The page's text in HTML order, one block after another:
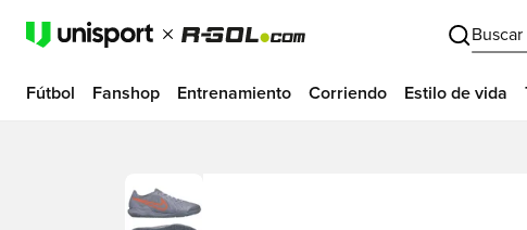
Buscar
Fútbol Fanshop Entrenamiento Corriendo Estilo de vida